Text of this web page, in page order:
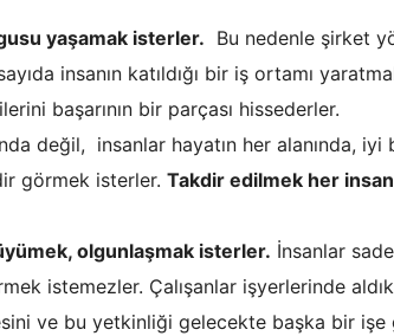
yaşamak isterler. Bu nedenle şirket
insanın katıldığı bir iş ortamı
başarının bir parçası hissederler.
değil, insanlar hayatın her alanında, iyi
görmek isterler. Takdir edilmek her
olgunlaşmak isterler. İnsanlar
istemezler. Çalışanlar işyerlerinde
ve bu yetkinliği gelecekte başka bir işe